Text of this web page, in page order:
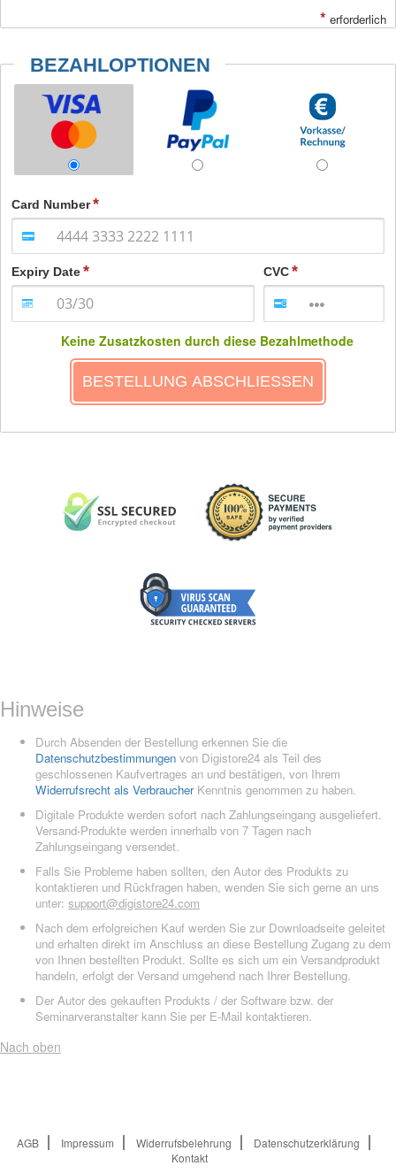
* erforderlich
BEZAHLOPTIONEN
Card Number
Expiry Date CVC
Keine Zusatzkosten durch diese Bezahlmethode
BESTELLUNG ABSCHLIESSEN
Hinweise
Durch Absenden der Bestellung erkennen Sie die
Datenschutzbestimmungen von Digistore24 als Teil des
geschlossenen Kaufvertrages an und bestätigen, von Ihrem
Widerrufsrecht als VerbraucherKenntnis genommen zu haben.
Digitale Produkte werden sofort nach Zahlungseingang ausgeliefert.
Versand-Produkte werden innerhalb von 7 Tagen nach
Zahlungseingang versendet.
Falls Sie Probleme haben sollten, den Autor des Produkts zu
kontaktieren und Rückfragen haben, wenden Sie sich gerne an uns
unter: support@digistore24.com
Nach dem erfolgreichen Kauf werden Sie zur Downloadseite geleitet
und erhalten direkt im Anschluss an diese Bestellung Zugang zu dem
von Ihnen bestellten Produkt. Sollte es sich um ein Versandprodukt
handeln, erfolgt der Versand umgehend nach Ihrer Bestellung.
Der Autor des gekauften Produkts / der Software bzw. der
Seminarveranstalter kann Sie per E-Mail kontaktieren.
Nach oben
AGB Impressum Widerrufsbelehrung
Datenschutzerklärung
Kontakt